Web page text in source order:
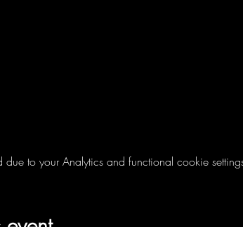
to your Analytics and functional cookie